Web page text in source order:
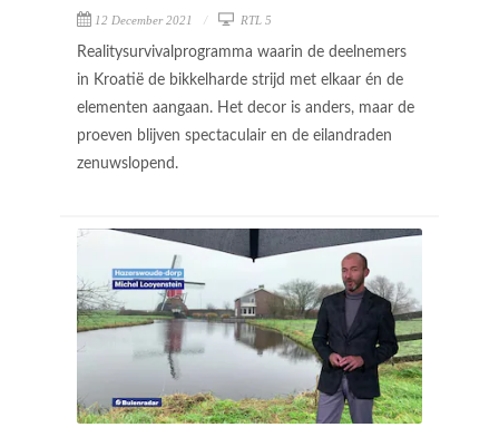
12 December 2021 RTL 5
Realitysurvivalprogramma waarin de deelnemers
in Kroatië de bikkelharde strijd met elkaar én de
elementen aangaan. Het decor is anders, maar de
proeven blijven spectaculair en de eilandraden
zenuwslopend.